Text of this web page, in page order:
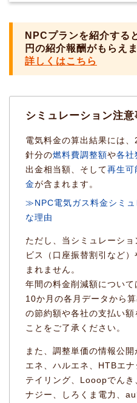
NPCプランを紹介する
円の紹介報酬がもらえま
詳しくはこちら
シミュレーション注意
電気料金の算出結果には
針分の燃料費調整額や各社
出金相当額、そして再生可
金が含まれます。
≫NPC電気ガス料金シミ
な理由
ただし、当シミュレーシ
ビス（口座振替割引など
まれません。
年間の料金削減額につい
10か月の各月データから
の節約額や各社の支払い
ことをご了承ください。
また、調整単価の情報公
エネ、ハルエネ、HTBエ
テイリング、Looopでん
ナジー、しろくま電力、